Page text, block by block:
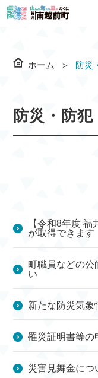
ホーム 防災
防災・防犯
【令和8年度
が取得できます
町職員などの公
い
新たな防災気象
罹災証明書等の
災害見舞金につ